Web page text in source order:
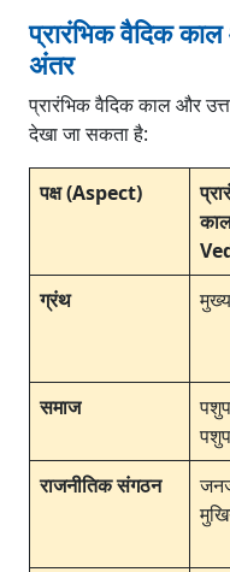
प्रारंभिक वैदिक
अंतर
प्रारंभिक वैदिक काल और
देखा जा सकता है:
पक्ष (Aspect)
ग्रंथ
समाज
राजनीतिक संगठन